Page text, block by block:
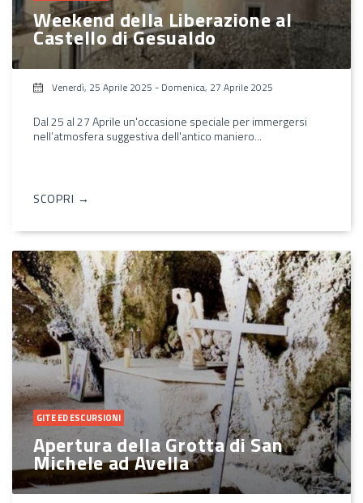
Weekend della Liberazione al
Castello di Gesualdo
Venerdì, 25 Aprile 2025 - Domenica, 27 Aprile 2025
Dal 25 al 27 Aprile un'occasione speciale per immergersi
nell’atmosfera suggestiva dell'antico maniero...
SCOPRI →
GITE ED ESCURSIONI
Apertura della Grotta di San
Michele ad Avella